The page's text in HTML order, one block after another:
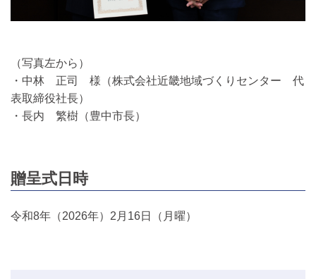
（写真左から）
・中林 正司 様（株式会社近畿地域づくりセンター 代
表取締役社長）
・長内 繁樹（豊中市長）
贈呈式日時
令和8年（2026年）2月16日（月曜）